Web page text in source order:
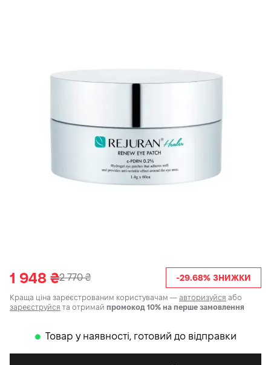
1 948 ₴2 770₴ -29.68% ЗНИЖКИ
Краща ціна зареєстрованим користувачам — авторизуйся або
зареєструйся та отримай промокод 10% на перше замовлення
𒊹 Товар у наявності, готовий до відправки